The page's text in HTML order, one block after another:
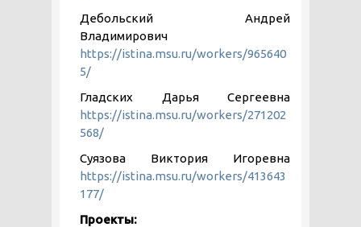
Дебольский Андрей
Владимирович
https://istina.msu.ru/workers/965640
5/
Гладских Дарья Сергеевна
https://istina.msu.ru/workers/271202
568/
Суязова Виктория Игоревна
https://istina.msu.ru/workers/413643
177/
Проекты: